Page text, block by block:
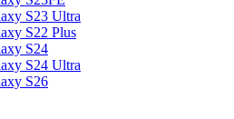
S23 Ultra
S22 Plus
S24
S24 Ultra
S26